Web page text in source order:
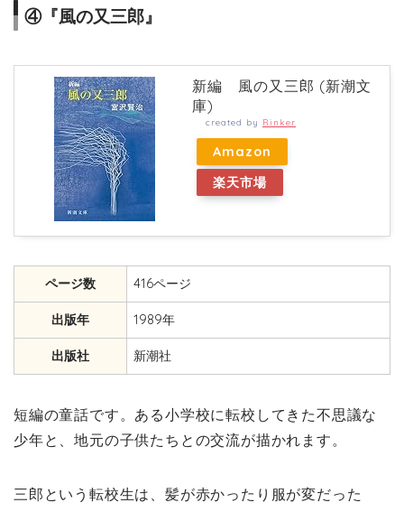
④『風の又三郎』
新編 風の又三郎 (新潮文
庫)
created by Rinker
Amazon
楽天市場
ページ数 416ページ
出版年 1989年
出版社 新潮社
短編の童話です。ある小学校に転校してきた不思議な
少年と、地元の子供たちとの交流が描かれます。
三郎という転校生は、髪が赤かったり服が変だった